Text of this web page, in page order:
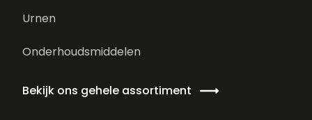
Urnen
Onderhoudsmiddelen
Bekijk ons gehele assortiment